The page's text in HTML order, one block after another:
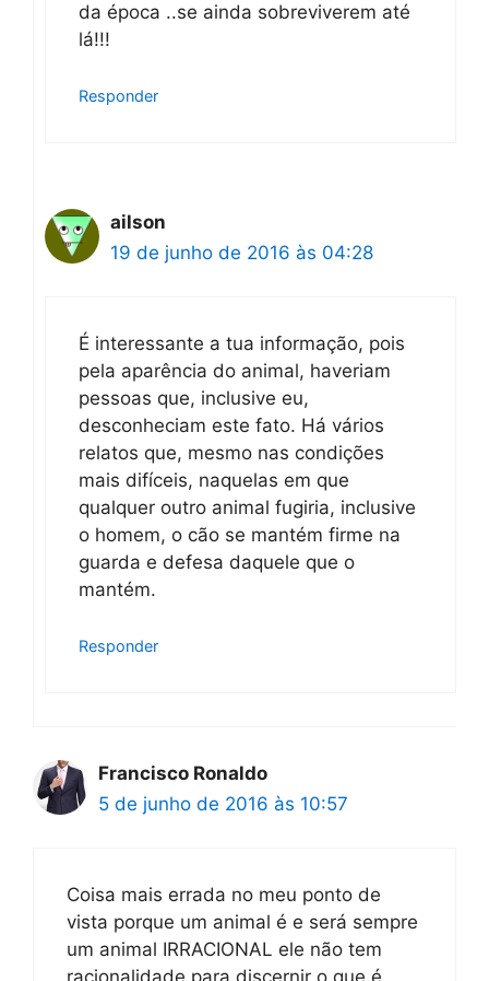
da época ..se ainda sobreviverem até
lá!!!
Responder
ailson
19 de junho de 2016 às 04:28
É interessante a tua informação, pois
pela aparência do animal, haveriam
pessoas que, inclusive eu,
desconheciam este fato. Há vários
relatos que, mesmo nas condições
mais difíceis, naquelas em que
qualquer outro animal fugiria, inclusive
o homem, o cão se mantém firme na
guarda e defesa daquele que o
mantém.
Responder
Francisco Ronaldo
5 de junho de 2016 às 10:57
Coisa mais errada no meu ponto de
vista porque um animal é e será sempre
um animal IRRACIONAL ele não tem